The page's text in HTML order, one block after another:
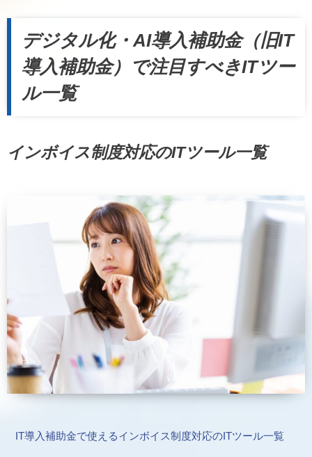
デジタル化・AI導入補助金（旧IT
導入補助金）で注目すべきITツー
ル一覧
インボイス制度対応のITツール一覧
IT導入補助金で使えるインボイス制度対応のITツール一覧